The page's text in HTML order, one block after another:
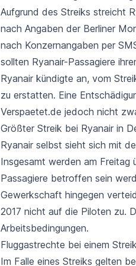
Aufgrund des Streiks streicht
nach Angaben der Berliner
nach Konzernangaben per
sollten Ryanair-Passagiere
Ryanair kündigte an, vom
zu erstatten. Eine
Verspaetet.de jedoch nicht
Größter Streik bei Ryanair in
Ryanair selbst sieht sich mit
Insgesamt werden am
Passagiere betroffen sein
Gewerkschaft hingegen
2017 nicht auf die Piloten zu.
Arbeitsbedingungen.
Fluggastrechte bei einem
Im Falle eines Streiks gelten